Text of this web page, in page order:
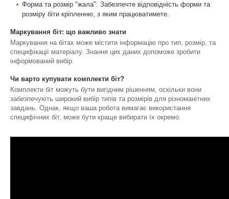
Форма та розмір "жала": Забезпечте відповідність форми та
розміру біти кріпленню, з яким працюватимете.
Маркування біт: що важливо знати
Маркування на бітах може містити інформацію про тип, розмір, та
специфікації матеріалу. Знання цих даних допоможе зробити
інформований вибір.
Чи варто купувати комплекти біт?
Комплекти біт можуть бути вигідним рішенням, оскільки вони
забезпечують широкий вибір типів та розмірів для різноманітних
завдань. Однак, якщо ваша робота вимагає використання
специфічних біт, може бути краще вибирати їх окремо.